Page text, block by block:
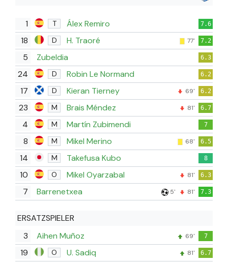
1 T Álex Remiro 7.6
18 D H. Traoré 77' 7.2
5 Zubeldia 6.3
24 D Robin Le Normand 6.2
17 D Kieran Tierney 69' 6.2
23 M Brais Méndez 81' 6.7
4 M Martín Zubimendi 7
8 M Mikel Merino 68' 6.5
14 M Takefusa Kubo 8
10 O Mikel Oyarzabal 81' 6.3
7 Barrenetxea 5' 81' 7.3
ERSATZSPIELER
3
Aihen Muñoz 69' 7
19 O U. Sadiq 81' 6.7